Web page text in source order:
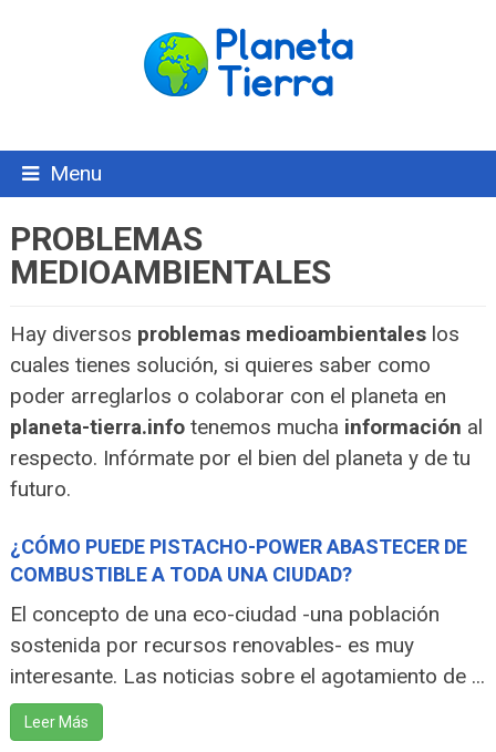
Menu
PROBLEMAS
MEDIOAMBIENTALES
Hay diversos problemas medioambientaleslos
cuales tienes solución, si quieres saber como
poder arreglarlos o colaborar con el planeta en
planeta-tierra.infotenemos mucha información al
respecto. Infórmate por el bien del planeta y de tu
futuro.
¿CÓMO PUEDE PISTACHO-POWER ABASTECER DE
COMBUSTIBLE A TODA UNA CIUDAD?
El concepto de una eco-ciudad -una población
sostenida por recursos renovables- es muy
interesante. Las noticias sobre el agotamiento de ...
Leer Más